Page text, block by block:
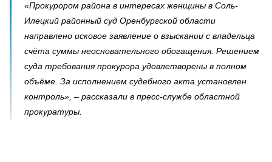
«Прокурором района в интересах женщины в Соль-
Илецкий районный суд Оренбургской области
направлено исковое заявление о взыскании с владельца
счёта суммы неосновательного обогащения. Решением
суда требования прокурора удовлетворены в полном
объёме. За исполнением судебного акта установлен
контроль», – рассказали в пресс-службе областной
прокуратуры.